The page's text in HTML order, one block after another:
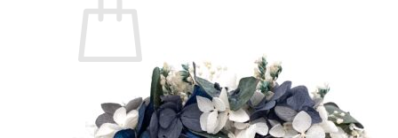
Votre panier est vide.
Retour à la boutique